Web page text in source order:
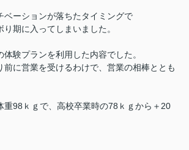
ベーションが落ちたタイミングで
期に入ってしまいました。
験プランを利用した内容でした。
前に営業を受けるわけで、営業の相棒ととも
重98ｋｇで、高校卒業時の78ｋｇから ＋20